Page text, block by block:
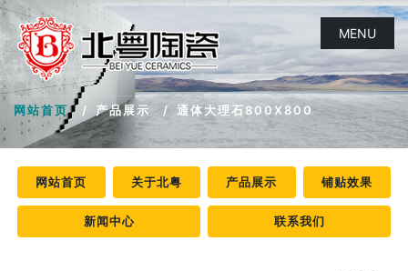
MENU
网站首页 产品展示 通体大理石800X800
网站首页 关于北粤 产品展示 铺贴效果
新闻中心 联系我们